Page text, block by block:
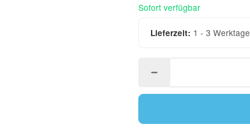
Sofort verfügbar
Lieferzeit: 1 - 3 Werktage